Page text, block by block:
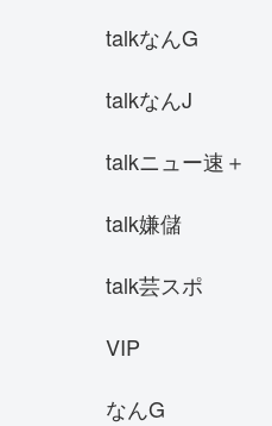
talkなんG
talkなんJ
talkニュー速＋
talk嫌儲
talk芸スポ
VIP
なんG